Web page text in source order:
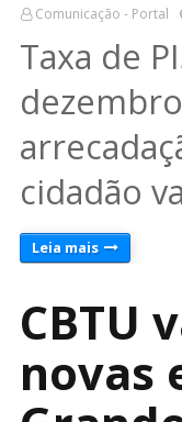
Comunicação - Portal
Taxa de
cidadão
Leia mais
CBTU
novas